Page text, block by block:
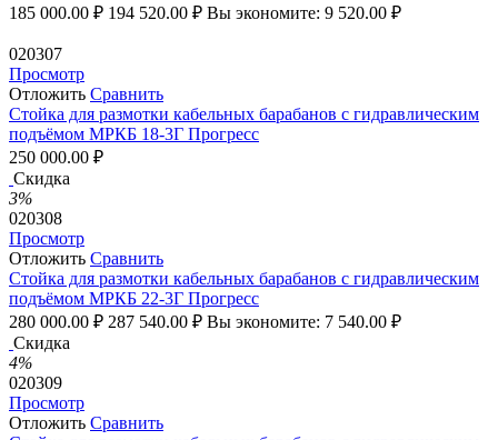
185 000.00 ₽ 194 520.00 ₽ Вы экономите: 9 520.00 ₽
020307
Просмотр
Отложить Сравнить
Стойка для размотки кабельных барабанов с гидравлическим
подъёмом МРКБ 18-3Г Прогресс
250 000.00 ₽
Скидка
3%
020308
Просмотр
Отложить Сравнить
Стойка для размотки кабельных барабанов с гидравлическим
подъёмом МРКБ 22-3Г Прогресс
280 000.00 ₽ 287 540.00 ₽ Вы экономите: 7 540.00 ₽
Скидка
4%
020309
Просмотр
Отложить Сравнить